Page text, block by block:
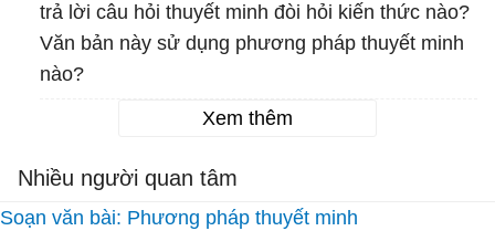
trả lời câu hỏi thuyết minh đòi hỏi kiến thức nào?
Văn bản này sử dụng phương pháp thuyết minh
nào?
Xem thêm
Nhiều người quan tâm
Soạn văn bài: Phương pháp thuyết minh